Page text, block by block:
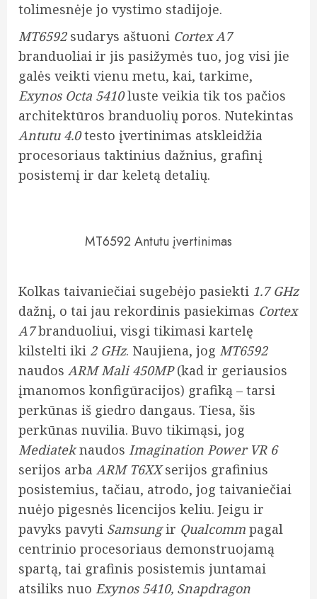
tolimesnėje jo vystimo stadijoje.
MT6592sudarys aštuoni Cortex A7
branduoliai ir jis pasižymės tuo, jog visi jie
galės veikti vienu metu, kai, tarkime,
Exynos Octa 5410luste veikia tik tos pačios
architektūros branduolių poros. Nutekintas
Antutu 4.0testo įvertinimas atskleidžia
procesoriaus taktinius dažnius, grafinį
posistemį ir dar keletą detalių.
MT6592 Antutu įvertinimas
Kolkas taivaniečiai sugebėjo pasiekti 1.7 GHz
dažnį, o tai jau rekordinis pasiekimas Cortex
A7branduoliui, visgi tikimasi kartelę
kilstelti iki 2 GHz. Naujiena, jog MT6592
naudos ARM Mali 450MP(kad ir geriausios
įmanomos konfigūracijos) grafiką – tarsi
perkūnas iš giedro dangaus. Tiesa, šis
perkūnas nuvilia. Buvo tikimąsi, jog
Mediateknaudos Imagination Power VR 6
serijos arba ARM T6XXserijos grafinius
posistemius, tačiau, atrodo, jog taivaniečiai
nuėjo pigesnės licencijos keliu. Jeigu ir
pavyks pavyti Samsungir Qualcomm pagal
centrinio procesoriaus demonstruojamą
spartą, tai grafinis posistemis juntamai
atsiliks nuo Exynos 5410, Snapdragon